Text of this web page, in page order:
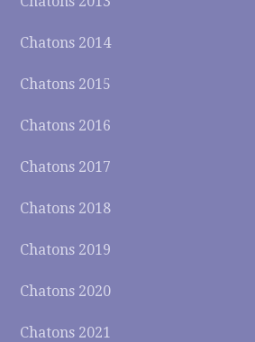
Chatons 2014
Chatons 2015
Chatons 2016
Chatons 2017
Chatons 2018
Chatons 2019
Chatons 2020
Chatons 2021